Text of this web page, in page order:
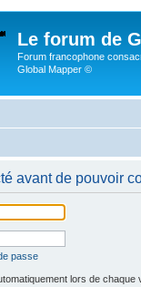
Le forum de
Forum francophone
Global Mapper ©
avant de pouvoir
passe
lors de chaque